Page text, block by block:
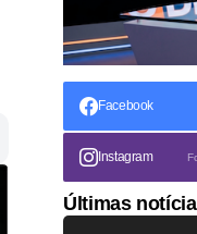
Facebook
Instagram
Últimas